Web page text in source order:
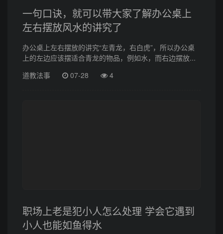
一句口诀，就可以带大家了解办公桌上
左右摆放风水的讲究了
办公桌上左右摆放的讲究“左青龙，右白虎”，所以办公桌
上的左边应该摆适合青龙的物品，例如水，而右边摆放...
道教法事
07-28 4
职场上老是犯小人怎么处理 学会它遇到
小人也能如鱼得水